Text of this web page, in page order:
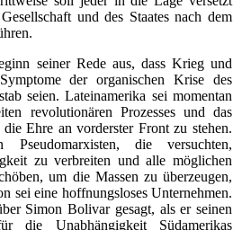
und des Staates nach dem
seiner Rede aus, dass Krieg und
der organischen Krise des
seien. Lateinamerika sei momentan
revolutionären Prozesses und das
Ehre an vorderster Front zu stehen.
die versuchten,
zu verbreiten und alle möglichen
um die Massen zu überzeugen,
sei eine hoffnungsloses Unternehmen.
Simon Bolivar gesagt, als er seinen
die Unabhängigkeit Südamerikas